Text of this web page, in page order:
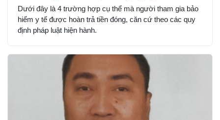
Dưới đây là 4 trường hợp cụ thể mà người tham gia bảo
hiểm y tế được hoàn trả tiền đóng, căn cứ theo các quy
định pháp luật hiện hành.